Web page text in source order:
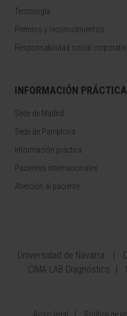
Tecnología
Premios y reconocimientos
Responsabilidad social
INFORMACIÓN PRÁCTICA
Sede de Madrid
Sede de Pamplona
Información práctica
Pacientes internacionales
Atención al paciente
Universidad de Navarra
CIMA LAB Diagnostics